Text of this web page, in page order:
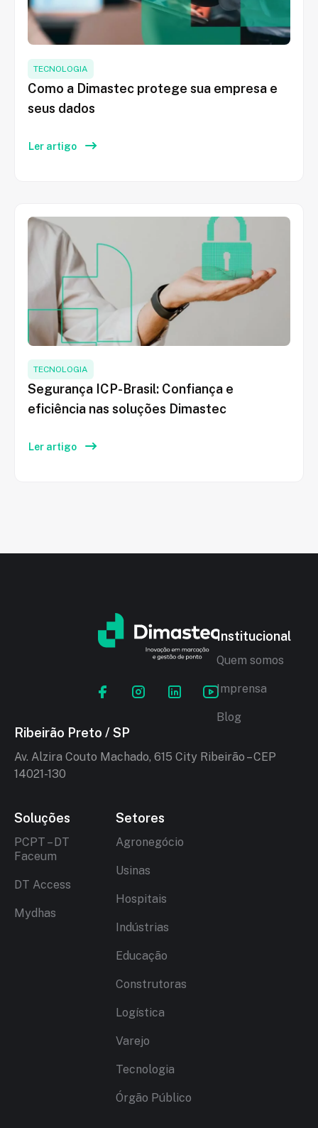
TECNOLOGIA
Como a Dimastec protege sua empresa e
seus dados
Ler artigo
TECNOLOGIA
Segurança ICP-Brasil: Confiança e
eficiência nas soluções Dimastec
Ler artigo
Ribeirão Preto / SP
Av. Alzira Couto Machado, 615 City Ribeirão – CEP
14021-130
Soluções
PCPT – DT
Faceum
DT Access
Mydhas
Setores
Agronegócio
Usinas
Hospitais
Indústrias
Educação
Construtoras
Logística
Varejo
Tecnologia
Órgão Público
Institucional
Quem somos
Imprensa
Blog